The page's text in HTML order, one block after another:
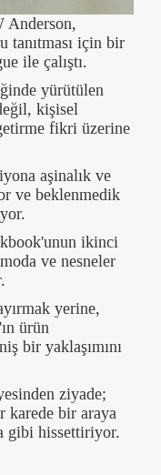
Anderson,
tanıtması için bir
ile çalıştı.
yürütülen
kişisel
fikri üzerine
aşinalık ve
ve beklenmedik
ikinci
ve nesneler
yerine,
ürün
bir yaklaşımını
ziyade;
karede bir araya
gibi hissettiriyor.